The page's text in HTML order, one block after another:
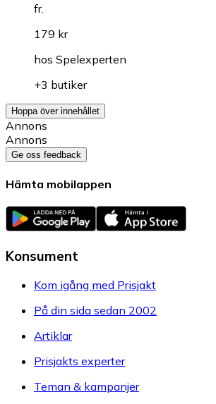
fr.
179 kr
hos Spelexperten
+3 butiker
Hoppa över innehållet
Annons
Annons
Ge oss feedback
Hämta mobilappen
Konsument
Kom igång med Prisjakt
På din sida sedan 2002
Artiklar
Prisjakts experter
Teman & kampanjer